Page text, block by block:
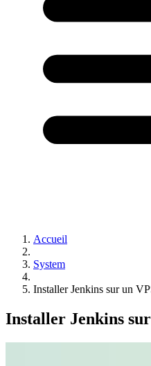
Accueil
System
Installer Jenkins sur un
Installer Jenkins